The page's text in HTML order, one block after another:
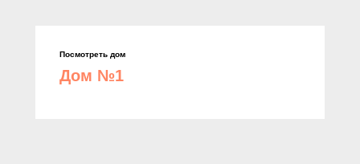
Посмотреть дом
Дом №1